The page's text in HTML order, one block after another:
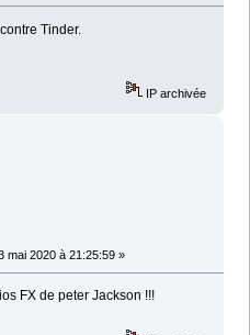
Tinder.
IP archivée
mai 2020 à 21:25:59 »
FX de peter Jackson !!!